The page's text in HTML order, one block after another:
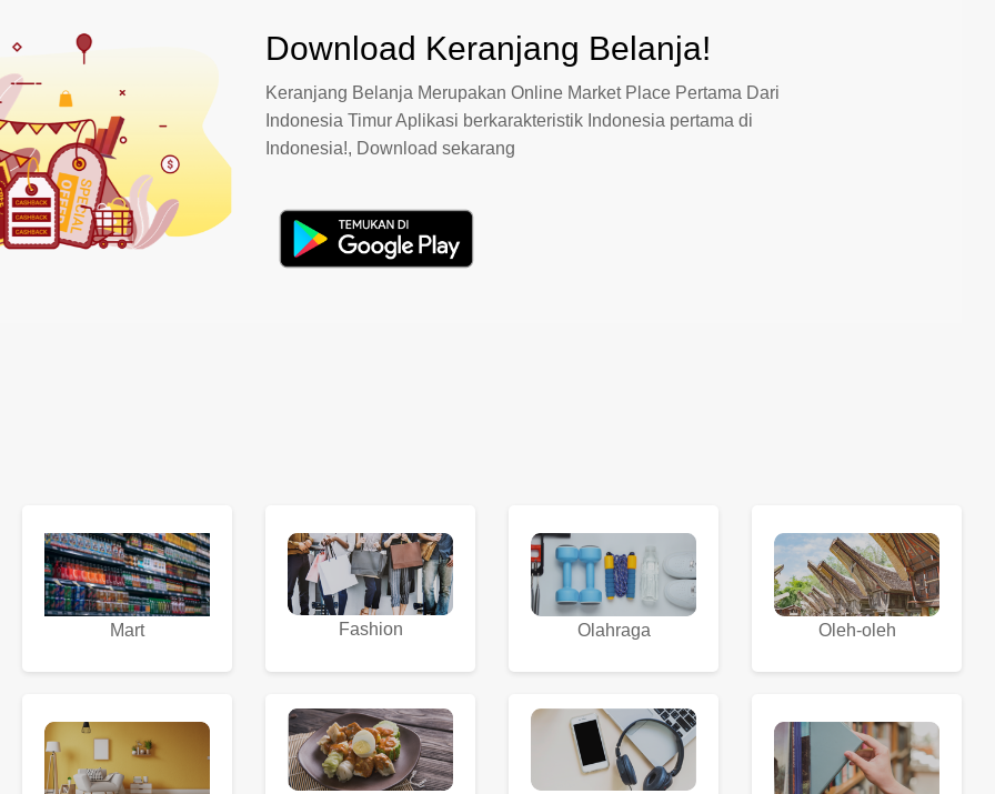
Download Keranjang Belanja!
Keranjang Belanja Merupakan Online Market Place Pertama Dari
Indonesia Timur Aplikasi berkarakteristik Indonesia pertama di
Indonesia!, Download sekarang
Mart Fashion Olahraga Oleh-oleh